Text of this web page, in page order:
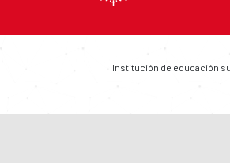
Institución de educación